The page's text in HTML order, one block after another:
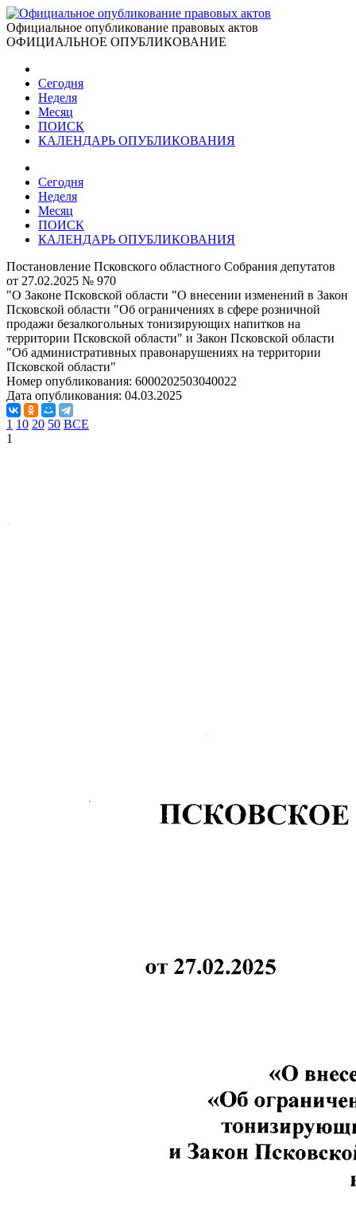
Официальное опубликование правовых актов
ОФИЦИАЛЬНОЕ ОПУБЛИКОВАНИЕ
Сегодня
Неделя
Месяц
ПОИСК
КАЛЕНДАРЬ ОПУБЛИКОВАНИЯ
Сегодня
Неделя
Месяц
ПОИСК
КАЛЕНДАРЬ ОПУБЛИКОВАНИЯ
Постановление Псковского областного Собрания депутатов
от 27.02.2025 № 970
"О Законе Псковской области "О внесении изменений в Закон
Псковской области "Об ограничениях в сфере розничной
продажи безалкогольных тонизирующих напитков на
территории Псковской области" и Закон Псковской области
"Об административных правонарушениях на территории
Псковской области"
Номер опубликования: 6000202503040022
Дата опубликования: 04.03.2025
1 10 20 50 ВСЕ
1